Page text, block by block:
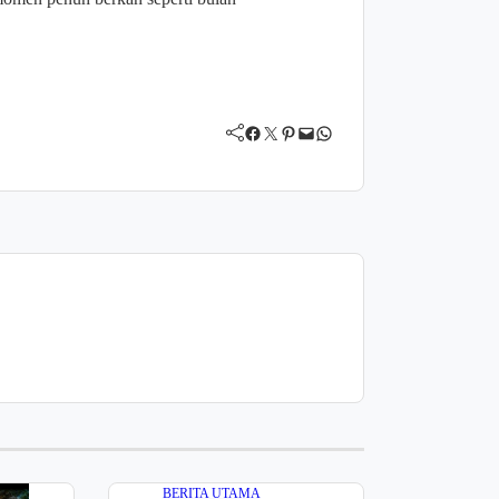
Facebook Twitter Pinterest Mail WhatsApp
BERITA UTAMA